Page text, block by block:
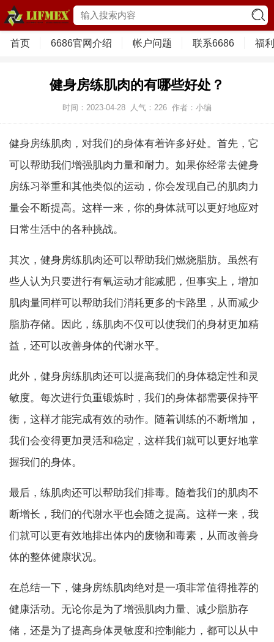
首页 6686官网介绍 帐户问题 联系6686 福利
健身房练肌肉的有哪些好处？
时间：2023-04-28 人气： 226 作者：小编
健身房练肌肉，对我们的身体有着许多好处。首先，它
可以帮助我们增强肌肉力量和耐力。如果你经常去健身
房练习举重和其他类似的运动，你会发现自己的肌肉力
量会不断提高。这样一来，你的身体就可以更好地应对
日常生活中的各种挑战。
其次，健身房练肌肉还可以帮助我们燃烧脂肪。虽然有
些人认为只要进行有氧运动才能减肥，但事实上，增加
肌肉量同样可以帮助我们消耗更多的卡路里，从而减少
脂肪存储。因此，练肌肉不仅可以使我们的身材更加精
益，还可以改善身体的代谢水平。
此外，健身房练肌肉还可以提高我们的身体稳定性和灵
敏度。每次进行负重锻炼时，我们的身体都需要保持平
衡，这样才能完成有效的动作。随着训练的不断增加，
我们会变得更加灵活和稳定，这样我们就可以更好地掌
握我们的身体。
最后，练肌肉还可以帮助我们排毒。随着我们的肌肉不
断增长，我们的代谢水平也会随之提高。这样一来，我
们就可以更有效地排出体内的废物和毒素，从而改善身
体的整体健康状况。
在总结一下，健身房练肌肉绝对是一项非常值得推荐的
健康活动。无论你是为了增强肌肉力量、减少脂肪存
储，还是为了提高身体灵敏度和控制能力，都可以从中